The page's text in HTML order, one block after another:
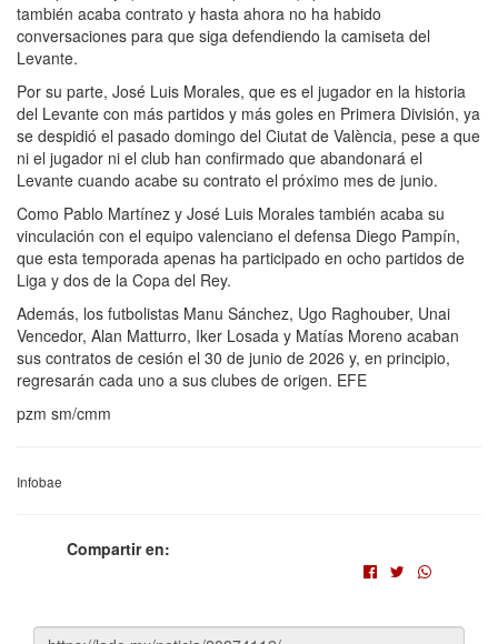
también acaba contrato y hasta ahora no ha habido
conversaciones para que siga defendiendo la camiseta del
Levante.
Por su parte, José Luis Morales, que es el jugador en la historia
del Levante con más partidos y más goles en Primera División, ya
se despidió el pasado domingo del Ciutat de València, pese a que
ni el jugador ni el club han confirmado que abandonará el
Levante cuando acabe su contrato el próximo mes de junio.
Como Pablo Martínez y José Luis Morales también acaba su
vinculación con el equipo valenciano el defensa Diego Pampín,
que esta temporada apenas ha participado en ocho partidos de
Liga y dos de la Copa del Rey.
Además, los futbolistas Manu Sánchez, Ugo Raghouber, Unai
Vencedor, Alan Matturro, Iker Losada y Matías Moreno acaban
sus contratos de cesión el 30 de junio de 2026 y, en principio,
regresarán cada uno a sus clubes de origen. EFE
pzm sm/cmm
Infobae
Compartir en: